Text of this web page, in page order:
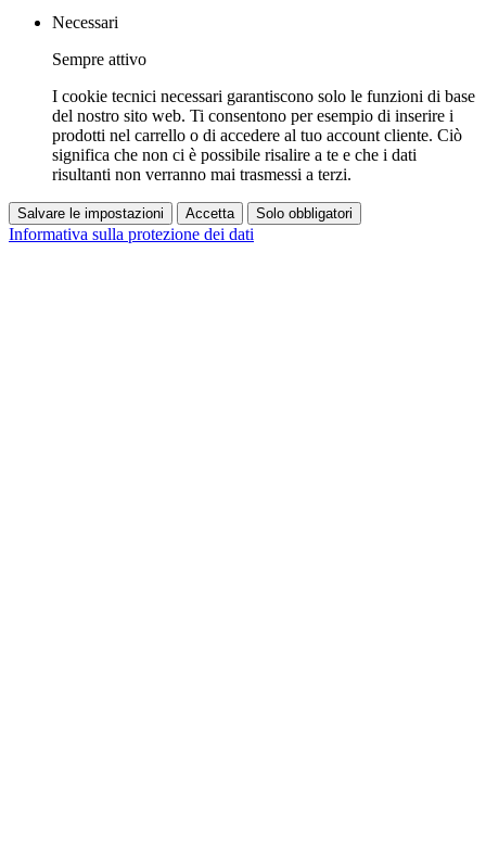
Necessari
Sempre attivo
I cookie tecnici necessari garantiscono solo le funzioni di base
del nostro sito web. Ti consentono per esempio di inserire i
prodotti nel carrello o di accedere al tuo account cliente. Ciò
significa che non ci è possibile risalire a te e che i dati
risultanti non verranno mai trasmessi a terzi.
Salvare le impostazioni Accetta Solo obbligatori
Informativa sulla protezione dei dati